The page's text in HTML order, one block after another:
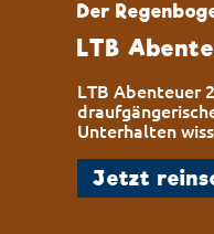
Der
LTB
LTB Abenteuer
Unterhalten
Jetzt